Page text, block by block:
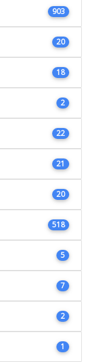
903
20
18
2
22
21
20
518
5
7
2
1